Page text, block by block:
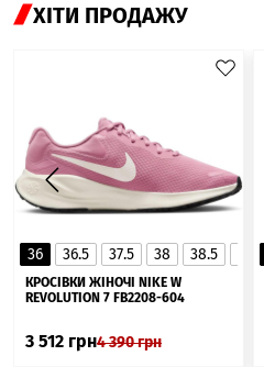
ХІТИ ПРОДАЖУ
36 36.5 37.5 38 38.5
КРОСІВКИ ЖІНОЧІ NIKE W
REVOLUTION 7 FB2208-604
3 512 грн4 390грн